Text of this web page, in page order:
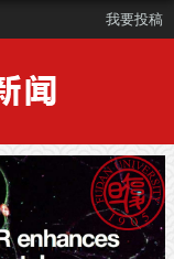
我要投稿